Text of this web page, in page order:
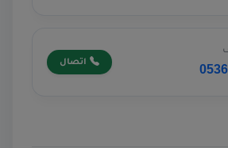
اتصال